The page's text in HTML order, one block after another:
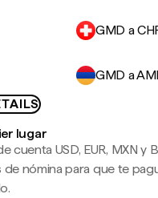
GMD a
GMD a
lugar
cuenta USD, EUR, MXN y
nómina para que te